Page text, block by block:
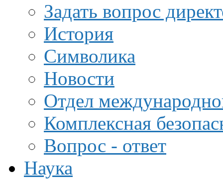
Задать вопрос
История
Символика
Новости
Отдел
Комплексная
Вопрос - ответ
Наука